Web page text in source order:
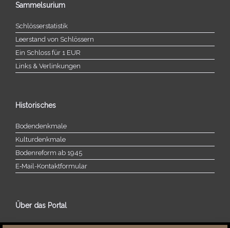
Sammelsurium
Schlösserstatistik
Leerstand von Schlössern
Ein Schloss für 1 EUR
Links & Verlinkungen
Historisches
Bodendenkmale
Kulturdenkmale
Bodenreform ab 1945
E‑Mail-​​Kontaktformular
Über das Portal
Über dieses Portal